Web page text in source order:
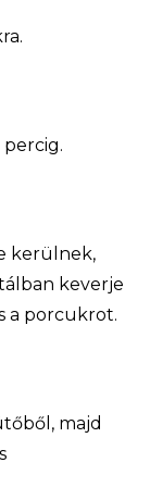
kerülnek,
keverje
a porcukrot.
majd